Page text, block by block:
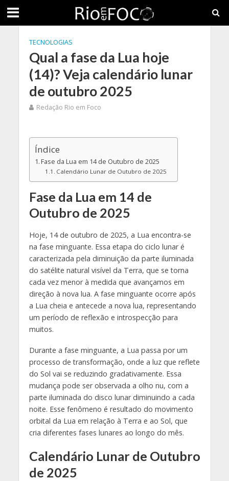
TECNOLOGIAS
Qual a fase da Lua hoje
(14)? Veja calendário lunar
de outubro 2025
Redação Rio em Foco
Índice
Fase da Lua em 14 de Outubro de 2025
Calendário Lunar de Outubro de 2025
Fase da Lua em 14 de
Outubro de 2025
Hoje, 14 de outubro de 2025, a Lua encontra-se
na fase minguante. Essa etapa do ciclo lunar é
caracterizada pela diminuição da parte iluminada
do satélite natural visível da Terra, que se torna
cada vez menor à medida que avançamos em
direção à nova lua. A fase minguante ocorre após
a Lua cheia e antecede a nova lua, representando
um período de reflexão e introspecção para
muitos.
Durante a fase minguante, a Lua passa por um
processo de transformação, onde a luz que reflete
do Sol vai se reduzindo gradativamente. Essa
mudança pode ser observada a olho nu, com a
parte iluminada do disco lunar diminuindo a cada
noite. Esse fenômeno é resultado do movimento
orbital da Lua em relação à Terra e ao Sol, que
cria diferentes fases lunares ao longo do mês.
Calendário Lunar de Outubro
de 2025